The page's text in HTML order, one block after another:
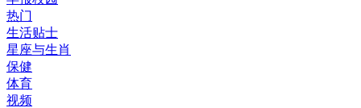
热门
生活贴士
星座与生肖
保健
体育
视频